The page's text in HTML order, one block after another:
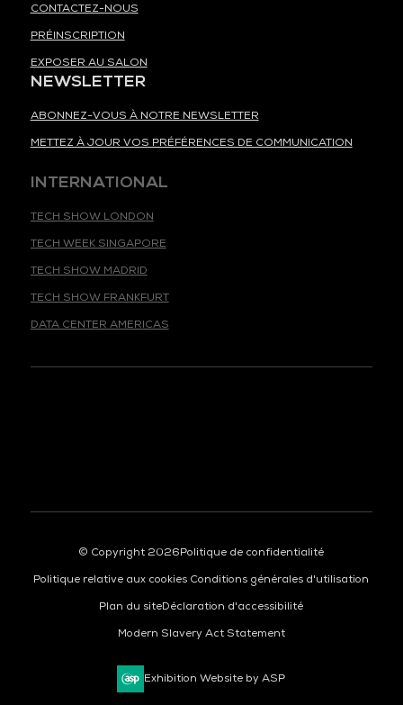
CONTACTEZ-NOUS
PRÉINSCRIPTION
EXPOSER AU SALON
NEWSLETTER
ABONNEZ-VOUS À NOTRE NEWSLETTER
METTEZ À JOUR VOS PRÉFÉRENCES DE COMMUNICATION
© Copyright 2026Politique de confidentialité
Politique relative aux cookies Conditions générales d'utilisation
Plan du siteDéclaration d'accessibilité
Modern Slavery Act Statement
Exhibition Website by ASP